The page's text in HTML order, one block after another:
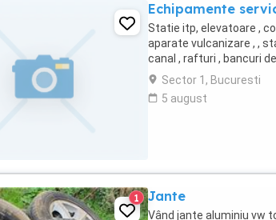
Echipamente
Statie itp, elevatoare ,
aparate vulcanizare , ,
canal , rafturi , bancuri
Sector 1, Bucuresti
5 august
1 Jante
Vând jante aluminiu vw